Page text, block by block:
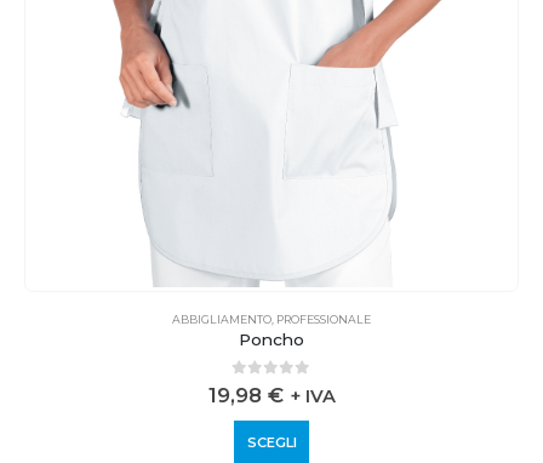
ABBIGLIAMENTO PROFESSIONALE
Poncho
0out of 5
19,98 € + IVA
SCEGLI